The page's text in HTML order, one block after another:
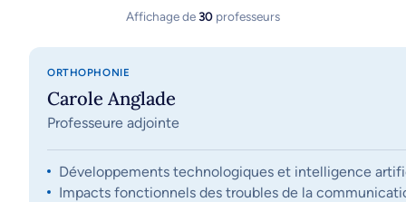
Affichage de30 professeurs
ORTHOPHONIE
Carole Anglade
Professeure adjointe
Développements technologiques et intelligence
Impacts fonctionnels des troubles de la